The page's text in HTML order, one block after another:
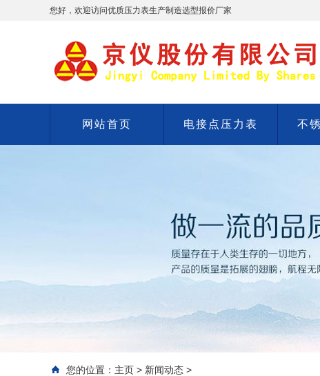
您好，欢迎访问优质压力表生产制造选型报价厂家
网站首页 电接点压力表 不
您的位置： 主页 > 新闻动态 >